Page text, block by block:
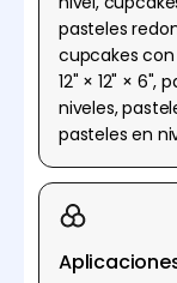
pasteles
cupcakes
12" × 12" × 6",
niveles,
pasteles en